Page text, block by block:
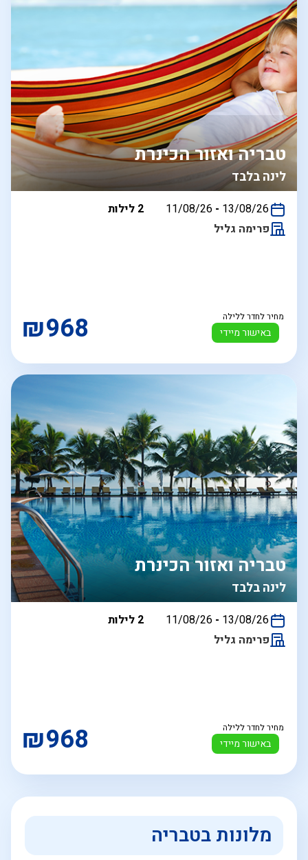
לינה בלבד
טבריה ואזור הכינרת
בין
11/08/26 - 13/08/26
2 לילות
פרימה גליל
באישור מיידי
מחיר לחדר ללילה ₪968
לינה בלבד
טבריה ואזור הכינרת
בין
11/08/26 - 13/08/26
2 לילות
פרימה גליל
באישור מיידי
מחיר לחדר ללילה ₪968
מלונות בטבריה